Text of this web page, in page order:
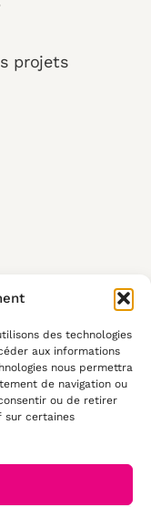
des technologies
aux informations
nous permettra
de navigation ou
ou de retirer
sur certaines
projets